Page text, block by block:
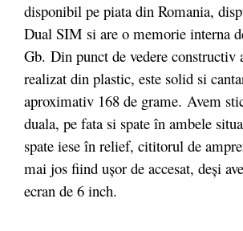
disponibil pe piata din Romania,
Dual SIM si are o memorie interna
Gb. Din punct de vedere constructiv
realizat din plastic, este solid si
aproximativ 168 de grame. Avem
duala, pe fata si spate în ambele
spate iese în relief, cititorul de
mai jos fiind ușor de accesat, deși
ecran de 6 inch.